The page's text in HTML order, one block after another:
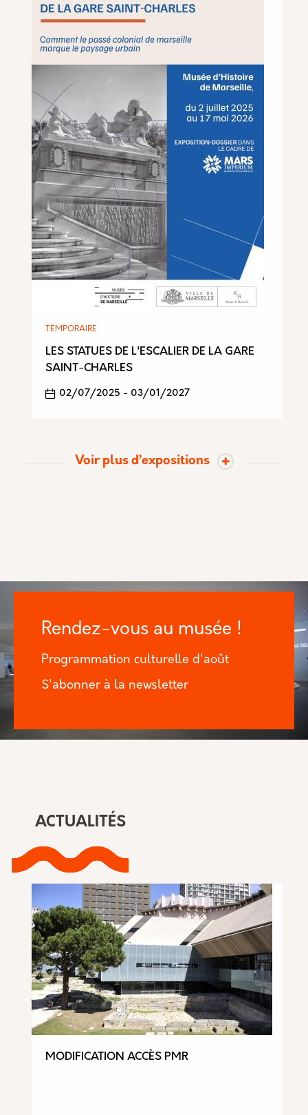
TEMPORAIRE
LES STATUES DE L'ESCALIER DE LA GARE
SAINT-CHARLES
02/07/2025 - 03/01/2027
Voir plus d’expositions
Rendez-vous au musée !
Programmation culturelle d'août
S'abonner à la newsletter
ACTUALITÉS
MODIFICATION ACCÈS PMR